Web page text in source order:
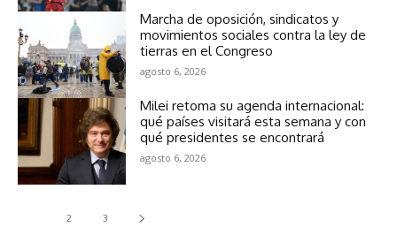
Marcha de oposición, sindicatos y
movimientos sociales contra la ley de
tierras en el Congreso
agosto 6, 2026
Milei retoma su agenda internacional:
qué países visitará esta semana y con
qué presidentes se encontrará
agosto 6, 2026
2 3